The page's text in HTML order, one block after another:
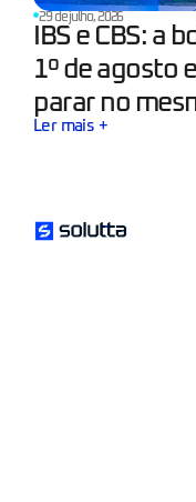
29 de julho, 2026
IBS e CBS: a
1º de agosto
parar no
Ler mais +